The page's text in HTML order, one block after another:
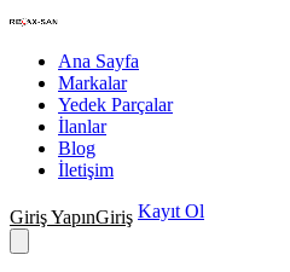
Nakış Makineleri Teknik
Ana Sayfa
Markalar
Yedek Parçalar
İlanlar
Blog
İletişim
Giriş YapınGiriş Kayıt Ol